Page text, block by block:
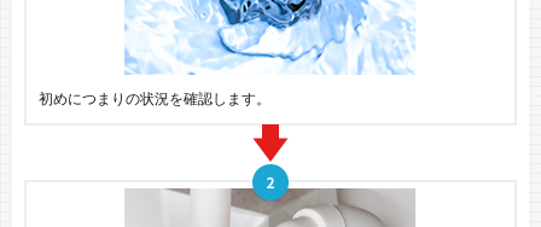
初めにつまりの状況を確認します。